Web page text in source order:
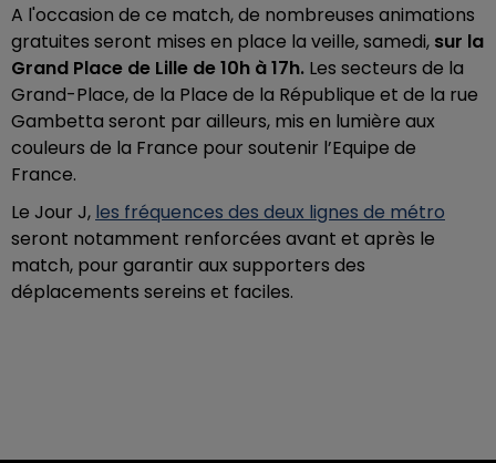
A l'occasion de ce match,de nombreuses animations
gratuites seront mises en place la veille, samedi, sur la
Grand Place de Lille de 10h à 17h. Les secteurs de la
Grand-Place, de la Place de la République et de la rue
Gambetta seront par ailleurs, mis en lumière aux
couleurs de la France pour soutenir l’Equipe de
France.
Le Jour J, les fréquences des deux lignes de métro
seront notamment renforcées avant et après le
match, pour garantir aux supporters des
déplacements sereins et faciles.